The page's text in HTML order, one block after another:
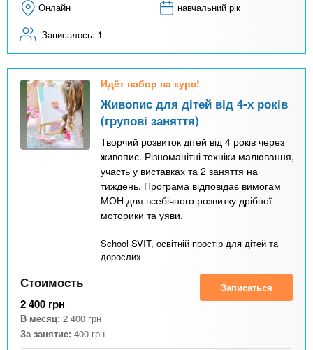
Онлайн навчальний рік
Записалось: 1
Идёт набор на курс!
Живопис для дітей від 4-х років
(групові заняття)
Творчий розвиток дітей від 4 років через
живопис. Різноманітні техніки малювання,
участь у виставках та 2 заняття на
тиждень. Програма відповідає вимогам
МОН для всебічного розвитку дрібної
моторики та уяви.
School SVIT, освітній простір для дітей та
дорослих
Стоимость
2 400 грн
В месяц: 2 400 грн
За занятие: 400 грн
Записаться